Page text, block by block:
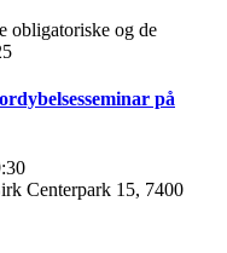
obligatoriske og de
på
Centerpark 15, 7400